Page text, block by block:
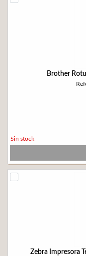
Brother
Sin stock
Zebra Impresora